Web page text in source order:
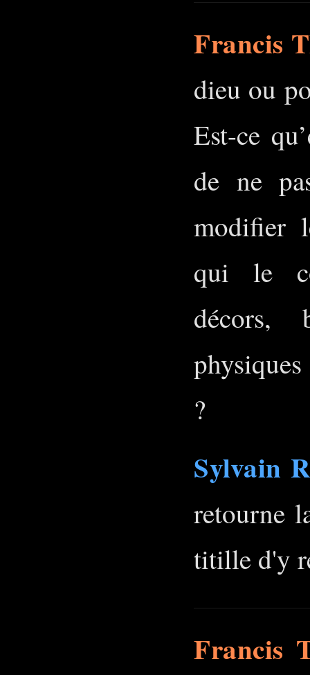
Francis
dieu ou
Est-ce
de ne
modifier
qui le
décors,
?
Sylvain
retourne
titille d'y
Francis